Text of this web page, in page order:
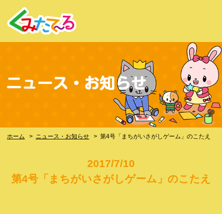
ホーム > ニュース・お知らせ > 第4号「まちがいさがしゲーム」のこたえ
2017/7/10
第4号「まちがいさがしゲーム」のこたえ